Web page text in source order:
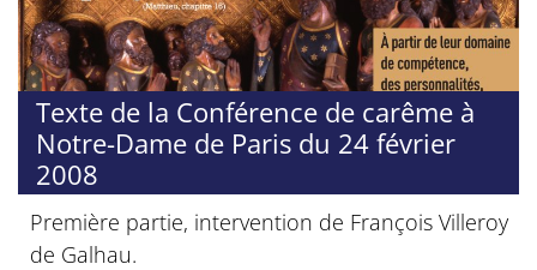
Texte de la Conférence de carême à
Notre-Dame de Paris du 24 février
2008
Première partie, intervention de François Villeroy
de Galhau.